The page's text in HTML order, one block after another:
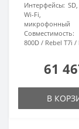
Интерфейсы:
Wi-Fi,
Совместимость:
800D / Rebel T7i /
61
В